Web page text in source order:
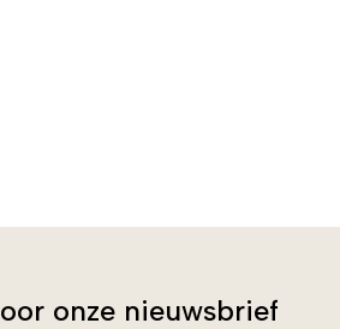
onze nieuwsbrief